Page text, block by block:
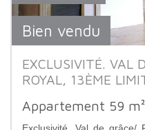
Bien vendu
EXCLUSIVITÉ. VAL
ROYAL, 13ÈME
Appartement 59